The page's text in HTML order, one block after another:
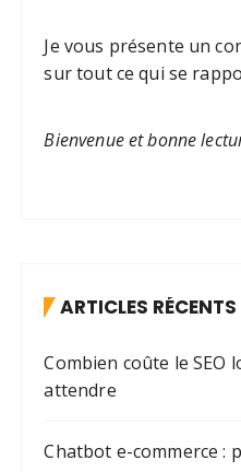
Je vous présente un
sur tout ce qui se
Bienvenue et bonne
ARTICLES RÉCENTS
Combien coûte le SEO
attendre
Chatbot e-commerce :